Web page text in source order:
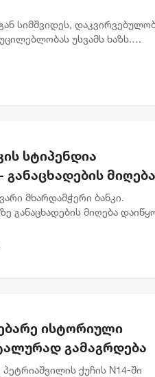
სიმშვიდეს,
უსვამს ხაზს.
სტიპენდია
განაცხადების მიღება
მხარდამჭერი ბანკი.
განაცხადების მიღება
ისტორიული
გამაგრდება
ქუჩის N14-ში